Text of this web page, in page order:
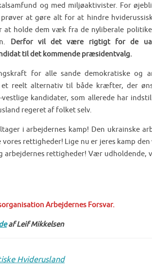
og med miljøaktivister. For
at gøre alt for at hindre
holde dem væk fra de nyliberale
Derfor vil det være rigtigt for de
til det kommende præsidentvalg.
for alle sande demokratiske og
reelt alternativ til både kræfter, der
kandidater, som allerede har
regeret af folket selv.
i arbejdernes kamp! Den ukrainske
rettigheder! Lige nu er jeres kamp
rettigheder! Vær udholdende,
Arbejdernes Forsvar.
af Leif Mikkelsen
Hviderusland